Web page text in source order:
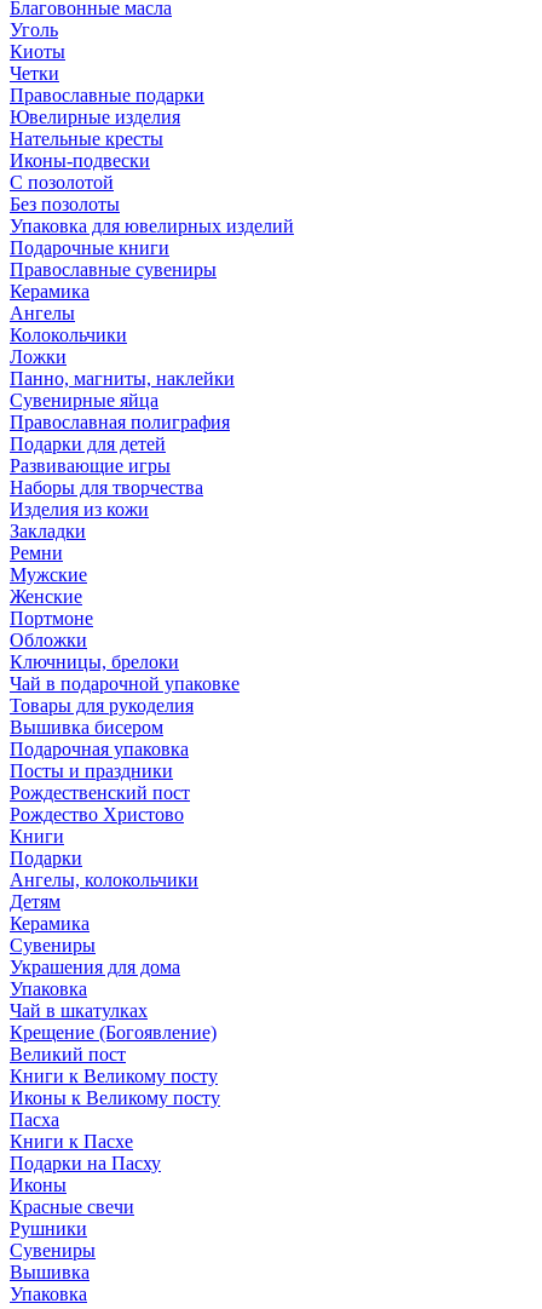
Благовонные масла
Уголь
Киоты
Четки
Православные подарки
Ювелирные изделия
Нательные кресты
Иконы-подвески
С позолотой
Без позолоты
Упаковка для ювелирных изделий
Подарочные книги
Православные сувениры
Керамика
Ангелы
Колокольчики
Ложки
Панно, магниты, наклейки
Сувенирные яйца
Православная полиграфия
Подарки для детей
Развивающие игры
Наборы для творчества
Изделия из кожи
Закладки
Ремни
Мужские
Женские
Портмоне
Обложки
Ключницы, брелоки
Чай в подарочной упаковке
Товары для рукоделия
Вышивка бисером
Подарочная упаковка
Посты и праздники
Рождественский пост
Рождество Христово
Книги
Подарки
Ангелы, колокольчики
Детям
Керамика
Сувениры
Украшения для дома
Упаковка
Чай в шкатулках
Крещение (Богоявление)
Великий пост
Книги к Великому посту
Иконы к Великому посту
Пасха
Книги к Пасхе
Подарки на Пасху
Иконы
Красные свечи
Рушники
Сувениры
Вышивка
Упаковка